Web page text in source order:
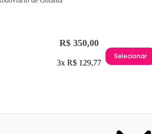
R$ 350,00
3x R$ 129,77
Selecionar